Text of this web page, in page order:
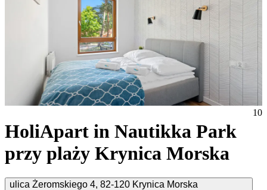
HoliApart in Nautikka Park
przy plaży Krynica Morska
ulica Żeromskiego 4, 82-120 Krynica Morska
10